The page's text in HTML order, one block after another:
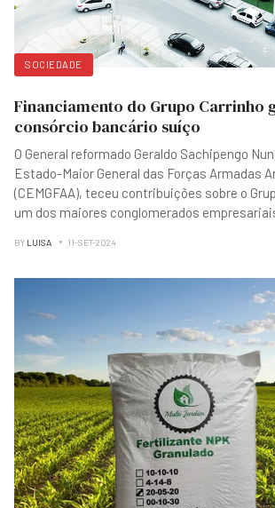
SOCIEDADE
Financiamento do Grupo Carrinho
consórcio bancário suíço
O General reformado Geraldo Sachipengo
Estado-Maior General das Forças Armadas
(CEMGFAA), teceu contribuições sobre o
um dos maiores conglomerados
BY LUISA 11-SET-2024